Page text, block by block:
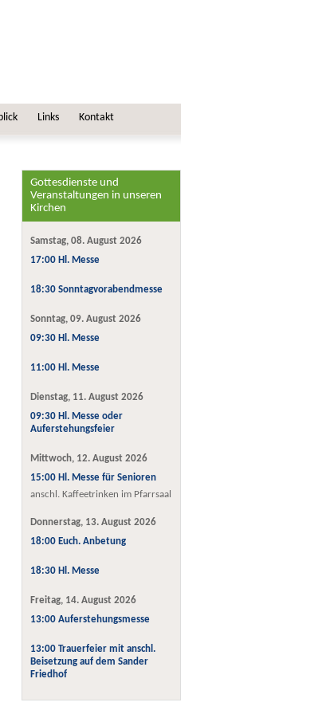
Links Kontakt
Gottesdienste und
Veranstaltungen in unseren
Kirchen
Samstag, 08. August 2026
17:00 Hl. Messe
18:30 Sonntagvorabendmesse
Sonntag, 09. August 2026
09:30 Hl. Messe
11:00 Hl. Messe
Dienstag, 11. August 2026
09:30 Hl. Messe oder
Auferstehungsfeier
Mittwoch, 12. August 2026
15:00 Hl. Messe für Senioren
anschl. Kaffeetrinken im Pfarrsaal
Donnerstag, 13. August 2026
18:00 Euch. Anbetung
18:30 Hl. Messe
Freitag, 14. August 2026
13:00 Auferstehungsmesse
13:00 Trauerfeier mit anschl.
Beisetzung auf dem Sander
Friedhof